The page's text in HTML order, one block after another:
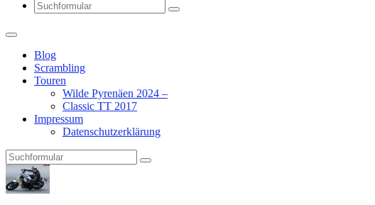
Search
Blog
Scrambling
Touren
Wilde Pyrenäen 2024 –
Classic TT 2017
Impressum
Datenschutzerklärung
Search
Pit's
Blog